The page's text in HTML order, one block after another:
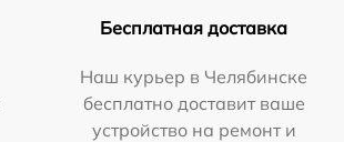
Бесплатная доставка
Наш курьер в Челябинске
бесплатно доставит ваше
устройство на ремонт и